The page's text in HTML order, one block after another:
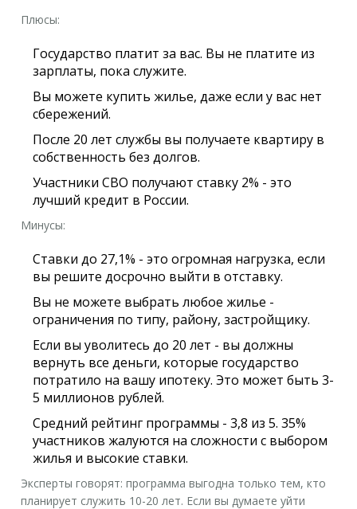
Плюсы:
Государство платит за вас. Вы не платите из
зарплаты, пока служите.
Вы можете купить жилье, даже если у вас нет
сбережений.
После 20 лет службы вы получаете квартиру в
собственность без долгов.
Участники СВО получают ставку 2% - это
лучший кредит в России.
Минусы:
Ставки до 27,1% - это огромная нагрузка, если
вы решите досрочно выйти в отставку.
Вы не можете выбрать любое жилье -
ограничения по типу, району, застройщику.
Если вы уволитесь до 20 лет - вы должны
вернуть все деньги, которые государство
потратило на вашу ипотеку. Это может быть 3-
5 миллионов рублей.
Средний рейтинг программы - 3,8 из 5. 35%
участников жалуются на сложности с выбором
жилья и высокие ставки.
Эксперты говорят: программа выгодна только тем, кто
планирует служить 10-20 лет. Если вы думаете уйти